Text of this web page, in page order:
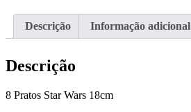
Descrição Informação adicional
Descrição
8 Pratos Star Wars 18cm